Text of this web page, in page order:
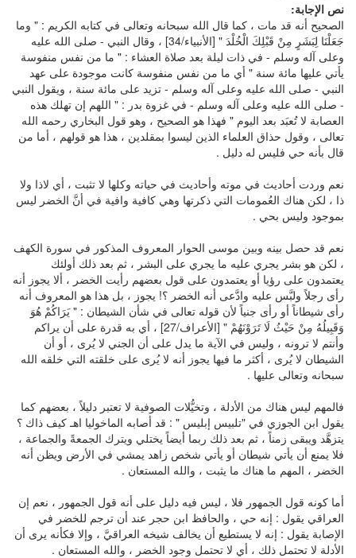
نص الإجابة:
الصحيح أنه قد مات ، كما قال الله سبحانه وتعالى في كتابه الكريم : " وما
جَعَلْنَا لِبَشَرٍ مِنْ قَبْلِكَ الْخُلْدَ " [الأنبياء/34] ، وقال النبي - صلى الله عليه
وعلى آله وسلم - في ذات ليلة بعد صلاة العشاء : " ما من نفس منفوسة
يأتي عليها مائة سنة " أي ما من نفس منفوسة كانت موجودة على عهد
النبي - صلى الله عليه وعلى آله وسلم - تزيد على مائة سنة ، ويقول النبي
- صلى الله عليه وعلى آله وسلم - في غزوة بدر : " اللهم إن تهلك هذه
العصابة لا تُعبَد بعد اليوم " فهذا هو الصحيح ، وهو قول البخاري رحمه الله
تعالى ، وقول حذاق العلماء الذين ليسوا بمقلدين ، هذا هو قولهم ، أما من
قال بأنه حي فليس له دليل .
نعم وردت أحاديث في موته وأحاديث في حياته وكلها لا تثبت ، أي لاذا ولا
ذا ، لكن هناك العُمومات التي ذكرتها وهي كافية وافية في أنَّ الخضر ليس
بموجود وليس بحي .
نعم قد حصل بينه وبين موسى الحوار المعروف المذكور في سورة الكهف
، لكن هو بشر يجري عليه ما يجري على البشر ، ثم بعد ذلك أولئك
يعتمدون على رؤيا أو يعتمدون على قول بعضهم رأيت الخضر ، ألا يجوز أنه
رأى رجلاً ولبَّس عليه وادَّعى أنه الخضر ؟! يجوز ، بل هذا هو المعروف أنه
رأى شيطاناً أو رأى جنياً لأن قوله تعالى في شأن الشيطان : " يَرَاكُمْ هُوَ
وَقَبِيلُهُ مِنْ حَيْثُ لَا تَرَوْنَهُمْ " [الأعراف/27] ، أي به قدرة على أن يراكم
وأنتم لا ترونه ، وليس في الآية ما يدل على أن الجني لا يُرى ، أو أن
الشيطان لا يُرى ، أكثر ما فيها يجوز أنه لا يُرى على خلقته التي خلقه الله
سبحانه وتعالى عليها .
فالمهم ليس هناك من الأدلة ، وتخيُّلات الصوفية لا تعتبر دليلاً ، بعضهم كما
يقول ابن الجوزي في "تلبيس إبليس " : قد أصابه الماخوليا اهـ كيف ذاك ؟
يتزهَّد ويبقى زمناً ، ثم بعد ذلك ربما أيضاً يختلي ويترك الجمعةً والجماعة ،
فلا يمنع أن يأتي شيطان أو يأتي شخص زاهد يمشي في الأرض ويظن أنه
الخضر ، المهم ما هناك ما يثبت ، والله المستعان .
أما كونه قول الجمهور فلا ، ليس فيه دليل على أنه قول الجمهور ، نعم إن
العراقي يقول : إنه حي ، والحافظ ابن حجر عند أن ترجم للخضر في
الإصابة يقول : إنه لا يستطيع أن يخالف شيخه العراقيَّ ، وإلا فكأنه يرى أن
الأدلة لا تحتمل ذلك ، أي لا تحتمل وجود الخضر ، والله المستعان .